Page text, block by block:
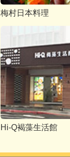
梅村日本料理
Hi-Q褐藻生活館